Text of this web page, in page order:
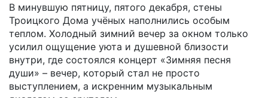
В минувшую пятницу, пятого декабря, стены
Троицкого Дома учёных наполнились особым
теплом. Холодный зимний вечер за окном только
усилил ощущение уюта и душевной близости
внутри, где состоялся концерт «Зимняя песня
души» – вечер, который стал не просто
выступлением, а искренним музыкальным